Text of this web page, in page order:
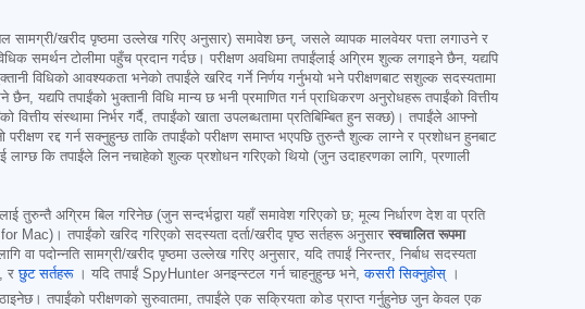
खरीद पृष्ठमा उल्लेख गरिए अनुसार) समावेश छन्, जसले व्यापक मालवेयर पत्ता लगाउने र
समर्थन टोलीमा पहुँच प्रदान गर्दछ। परीक्षण अवधिमा तपाईंलाई अग्रिम शुल्क लगाइने छैन, यद्यपि
विधिको आवश्यकता भनेको तपाईंले खरिद गर्ने निर्णय गर्नुभयो भने परीक्षणबाट सशुल्क सदस्यतामा
यद्यपि तपाईंको भुक्तानी विधि मान्य छ भनी प्रमाणित गर्न प्राधिकरण अनुरोधहरू तपाईंको वित्तीय
संस्थामा निर्भर गर्दै, तपाईंको खाता उपलब्धतामा प्रतिबिम्बित हुन सक्छ)। तपाईंले आफ्नो
रद्द गर्न सक्नुहुन्छ ताकि तपाईंको परीक्षण समाप्त भएपछि तुरुन्तै शुल्क लाग्ने र प्रशोधन हुनबाट
कि तपाईंले लिन नचाहेको शुल्क प्रशोधन गरिएको थियो (जुन उदाहरणका लागि, प्रणाली
तुरुन्तै अग्रिम बिल गरिनेछ (जुन सन्दर्भद्वारा यहाँ समावेश गरिएको छ; मूल्य निर्धारण देश वा प्रति
तपाईंको खरिद गरिएको सदस्यता दर्ता/खरीद पृष्ठ सर्तहरू अनुसार स्वचालित रूपमा
पदोन्नति सामग्री/खरीद पृष्ठमा उल्लेख गरिए अनुसार, यदि तपाईं निरन्तर, निर्बाध सदस्यता
, रछुट सर्तहरू। यदि तपाईं SpyHunter अनइन्स्टल गर्न चाहनुहुन्छ भने,कसरी सिक्नुहोस् ।
तपाईंको परीक्षणको सुरुवातमा, तपाईंले एक सक्रियता कोड प्राप्त गर्नुहुनेछ जुन केवल एक